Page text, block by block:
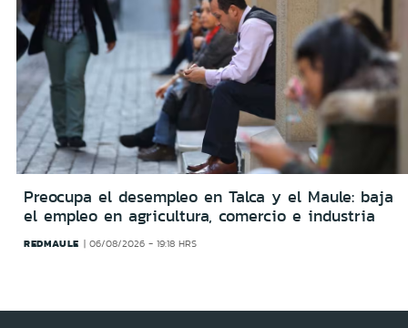
Preocupa el desempleo en Talca y el Maule: baja
el empleo en agricultura, comercio e industria
REDMAULE 06/08/2026 - 19:18 HRS